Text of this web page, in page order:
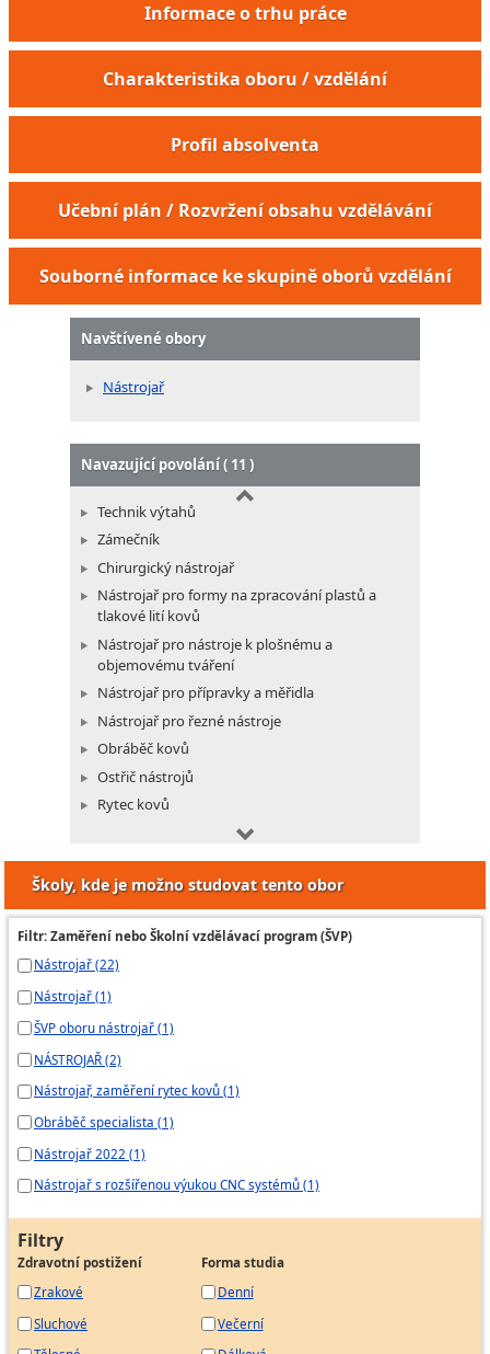
Informace o trhu práce
Charakteristika oboru / vzdělání
Profil absolventa
Učební plán / Rozvržení obsahu vzdělávání
Souborné informace ke skupině oborů vzdělání
Navštívené obory
Nástrojař
Navazující povolání ( 11 )
Mechanik optických přístrojů a brýlové techniky
Technik výtahů
Zámečník
Chirurgický nástrojař
Nástrojař pro formy na zpracování plastů a
tlakové lití kovů
Nástrojař pro nástroje k plošnému a
objemovému tváření
Nástrojař pro přípravky a měřidla
Nástrojař pro řezné nástroje
Obráběč kovů
Ostřič nástrojů
Rytec kovů
Mechanik optických přístrojů a brýlové techniky
Školy, kde je možno studovat tento obor
Filtr: Zaměření nebo Školní vzdělávací program (ŠVP)
Nástrojař (22)
Nástrojař (1)
ŠVP oboru nástrojař (1)
NÁSTROJAŘ (2)
Nástrojař, zaměření rytec kovů (1)
Obráběč specialista (1)
Nástrojař 2022 (1)
Nástrojař s rozšířenou výukou CNC systémů (1)
Filtry
Zdravotní postižení
Zrakové
Sluchové
Forma studia
Denní
Večerní